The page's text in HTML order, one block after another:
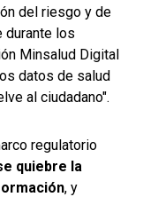
del riesgo y de
durante los
Minsalud Digital
datos de salud
al ciudadano".
regulatorio
quiebre la
, y